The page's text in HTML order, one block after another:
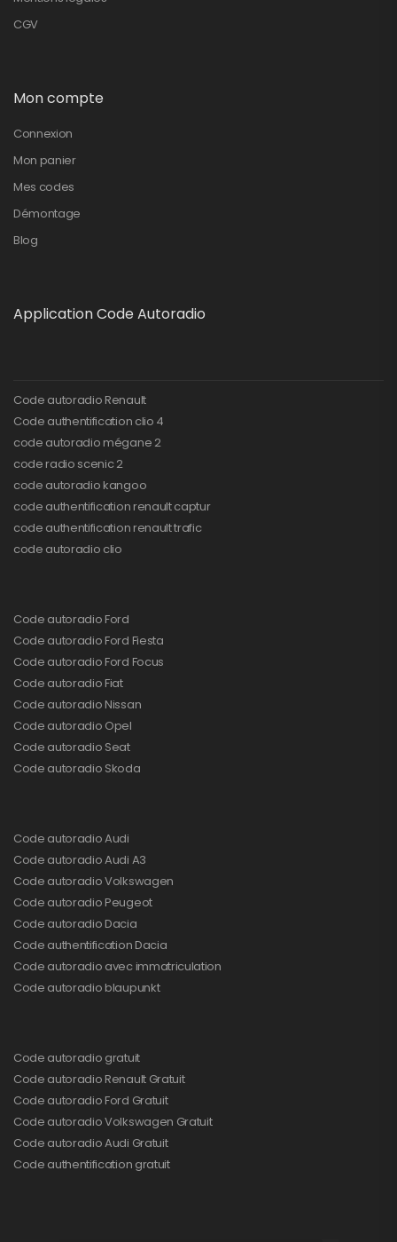
CGV
Mon compte
Connexion
Mon panier
Mes codes
Démontage
Blog
Application Code Autoradio
Code autoradio Renault
Code authentification clio 4
code autoradio mégane 2
code radio scenic 2
code autoradio kangoo
code authentification renault captur
code authentification renault trafic
code autoradio clio
Code autoradio Ford
Code autoradio Ford Fiesta
Code autoradio Ford Focus
Code autoradio Fiat
Code autoradio Nissan
Code autoradio Opel
Code autoradio Seat
Code autoradio Skoda
Code autoradio Audi
Code autoradio Audi A3
Code autoradio Volkswagen
Code autoradio Peugeot
Code autoradio Dacia
Code authentification Dacia
Code autoradio avec immatriculation
Code autoradio blaupunkt
Code autoradio gratuit
Code autoradio Renault Gratuit
Code autoradio Ford Gratuit
Code autoradio Volkswagen Gratuit
Code autoradio Audi Gratuit
Code authentification gratuit